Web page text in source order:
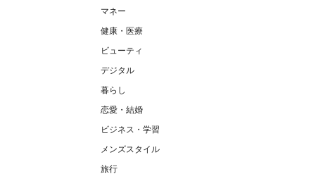
マネー
健康・医療
ビューティ
デジタル
暮らし
恋愛・結婚
ビジネス・学習
メンズスタイル
旅行